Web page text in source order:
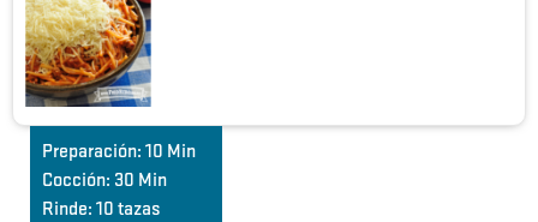
Preparación: 10 Min
Cocción: 30 Min
Rinde: 10 tazas